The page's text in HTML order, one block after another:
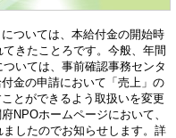
いては、本給付金の開始時
きたことろです。今般、年間
いては、事前確認事務センタ
金の申請において「売上」の
とができるよう取扱いを変更
NPOホームページにおいて、
したのでお知らせします。詳